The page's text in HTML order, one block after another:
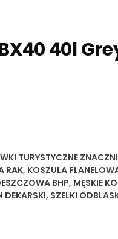
40l
TURYSTYCZNE
RAK, KOSZULA
BHP, MĘSKIE
DEKARSKI, SZELKI